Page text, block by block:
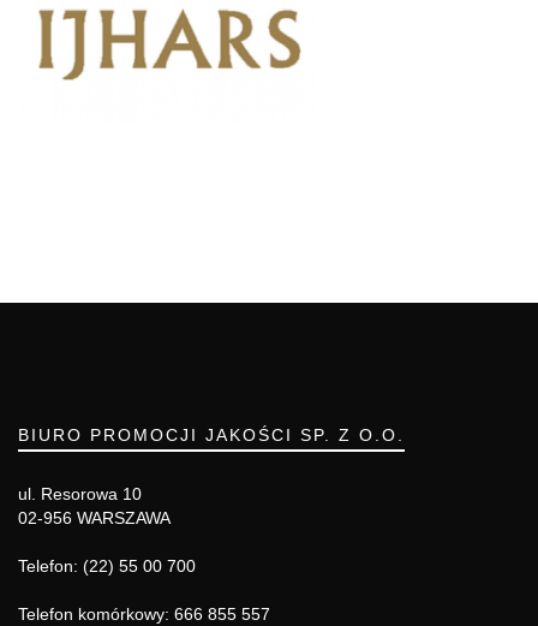
BIURO PROMOCJI JAKOŚCI SP. Z O.O.
ul. Resorowa 10
02-956 WARSZAWA
Telefon: (22) 55 00 700
Telefon komórkowy: 666 855 557